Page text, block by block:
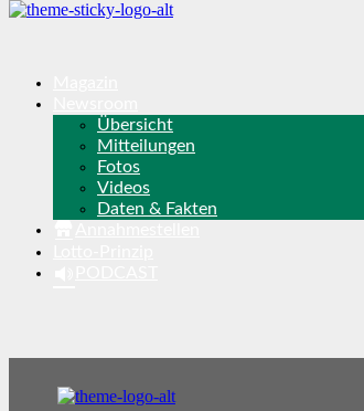
Übersicht
Mitteilungen
Fotos
Videos
Daten & Fakten